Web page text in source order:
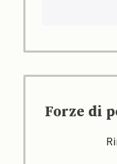
Forze di